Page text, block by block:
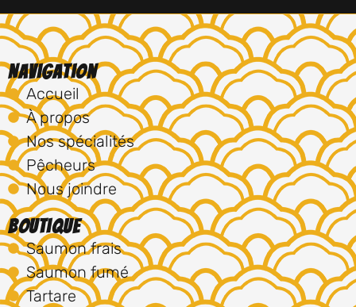
Navigation
Accueil
À propos
Nos spécialités
Pêcheurs
Nous joindre
Boutique
Saumon frais
Saumon fumé
Tartare